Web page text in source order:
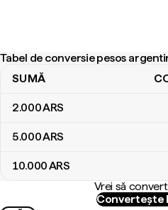
Tabel de conversie pesos
Tabel de conversie pesos
SUMĂ
2.000ARS
5.000ARS
10.000ARS
Vrei să
Convertește